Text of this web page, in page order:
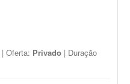
| Oferta: Privado | Duração